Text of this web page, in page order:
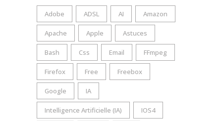
Adobe ADSL AI Amazon
Apache Apple Astuces
Bash Css Email FFmpeg
Firefox Free Freebox
Google IA
Intelligence Artificielle (IA) IOS4